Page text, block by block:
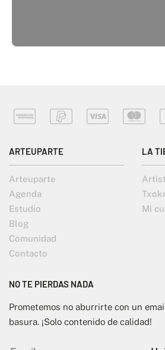
ARTEUPARTE
Arteuparte
Agenda
Estudio
Blog
Comunidad
Contacto
LA
Mi
NO TE PIERDAS NADA
Prometemos no aburrirte con un
basura. ¡Solo contenido de calidad!